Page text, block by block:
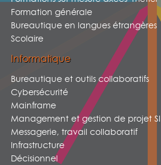
Formation générale
Bureautique en langues étrangères
Scolaire
Informatique
Bureautique et outils collaboratifs
Cybersécurité
Mainframe
Management et gestion de projet SI
Messagerie, travail collaboratif
Infrastructure
Décisionnel